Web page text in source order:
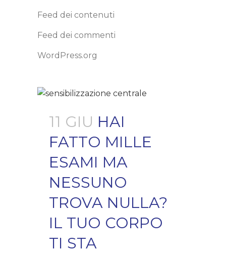
Feed dei contenuti
Feed dei commenti
WordPress.org
11 GIU HAI
FATTO MILLE
ESAMI MA
NESSUNO
TROVA NULLA?
IL TUO CORPO
TI STA